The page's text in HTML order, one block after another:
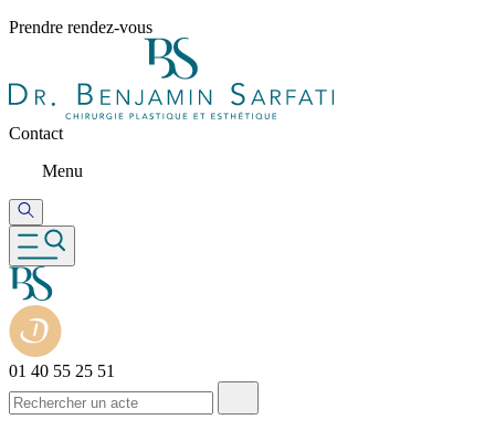
Prendre rendez-vous
Contact
Menu
01 40 55 25 51